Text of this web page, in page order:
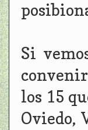
Si
los 15
Oviedo,